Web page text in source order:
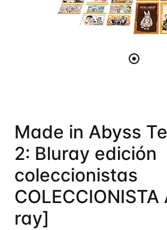
Made in Abyss
2: Bluray edición
coleccionistas
ray]